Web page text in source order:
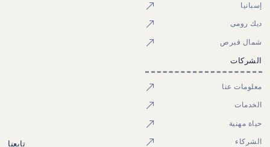
إسبانيا
ديك رومى
شمال قبرص
الشركات
معلومات عنا
الخدمات
حياة مهنية
الشركاء تابعنا